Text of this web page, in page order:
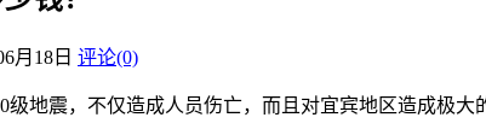
月18日 评论(0)
级地震，不仅造成人员伤亡，而且对宜宾地区造成极